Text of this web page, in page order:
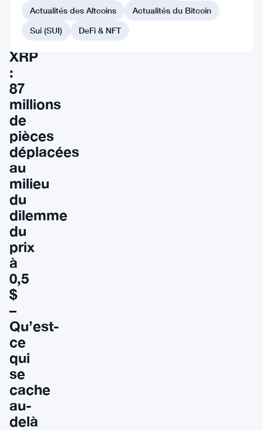
danse
des
baleines
XRP
:
87
millions
de
pièces
déplacées
au
milieu
du
dilemme
du
prix
à
0,5
$
–
Qu’est-
ce
qui
se
cache
au-
delà
Actualités des Altcoins
Actualités du Bitcoin
Sui (SUI)
DeFi & NFT